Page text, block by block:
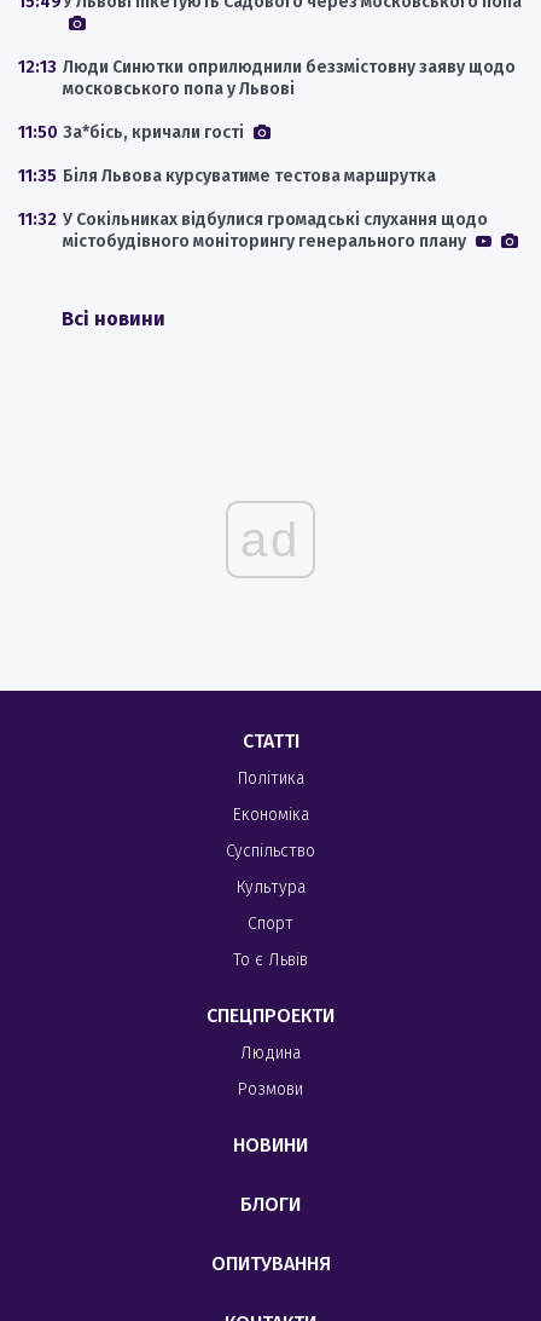
12:13 Люди Синютки оприлюднили беззмістовну заяву щодо
московського попа у Львові
11:50 За*бісь, кричали гості
11:35 Біля Львова курсуватиме тестова маршрутка
11:32 У Сокільниках відбулися громадські слухання щодо
містобудівного моніторингу генерального плану
Всі новини
ad
СТАТТІ
Політика
Економіка
Суспільство
Культура
Спорт
То є Львів
СПЕЦПРОЕКТИ
Людина
Розмови
НОВИНИ
БЛОГИ
ОПИТУВАННЯ